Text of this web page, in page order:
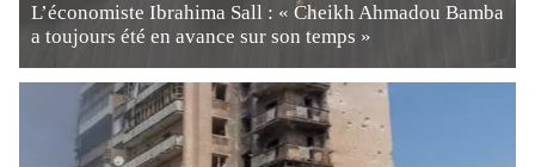
L’économiste Ibrahima Sall : « Cheikh Ahmadou Bamba
a toujours été en avance sur son temps »